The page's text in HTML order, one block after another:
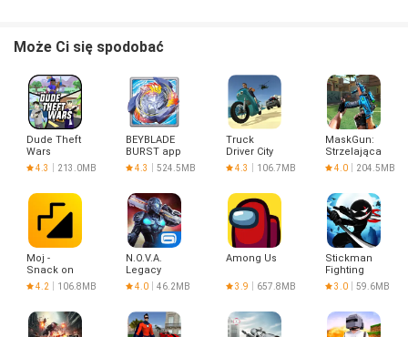
Może Ci się spodobać
Dude Theft
Wars
Shooting
Games
4.3 213.0MB
BEYBLADE
BURST app
4.3 524.5MB
Truck
Driver City
Crush
4.3 106.7MB
MaskGun:
Strzelająca
gra broni
4.0 204.5MB
Moj -
Snack on
Indian
Short
Made in
India
4.2 106.8MB
N.O.V.A.
Legacy
4.0 46.2MB
Among Us
3.9 657.8MB
Stickman
Fighting
3.0 59.6MB